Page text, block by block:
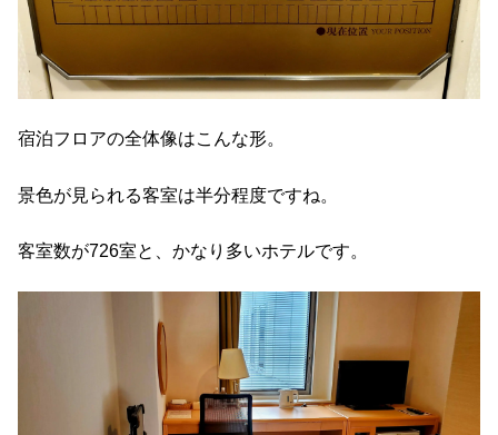
宿泊フロアの全体像はこんな形。
景色が見られる客室は半分程度ですね。
客室数が726室と、かなり多いホテルです。